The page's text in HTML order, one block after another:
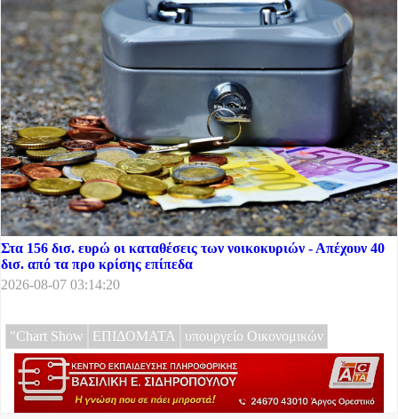
Στα 156 δισ. ευρώ οι καταθέσεις των νοικοκυριών - Απέχουν 40
δισ. από τα προ κρίσης επίπεδα
2026-08-07 03:14:20
"Chart Show ΕΠΙΔΟΜΑΤΑ υπουργείο Οικονομικών